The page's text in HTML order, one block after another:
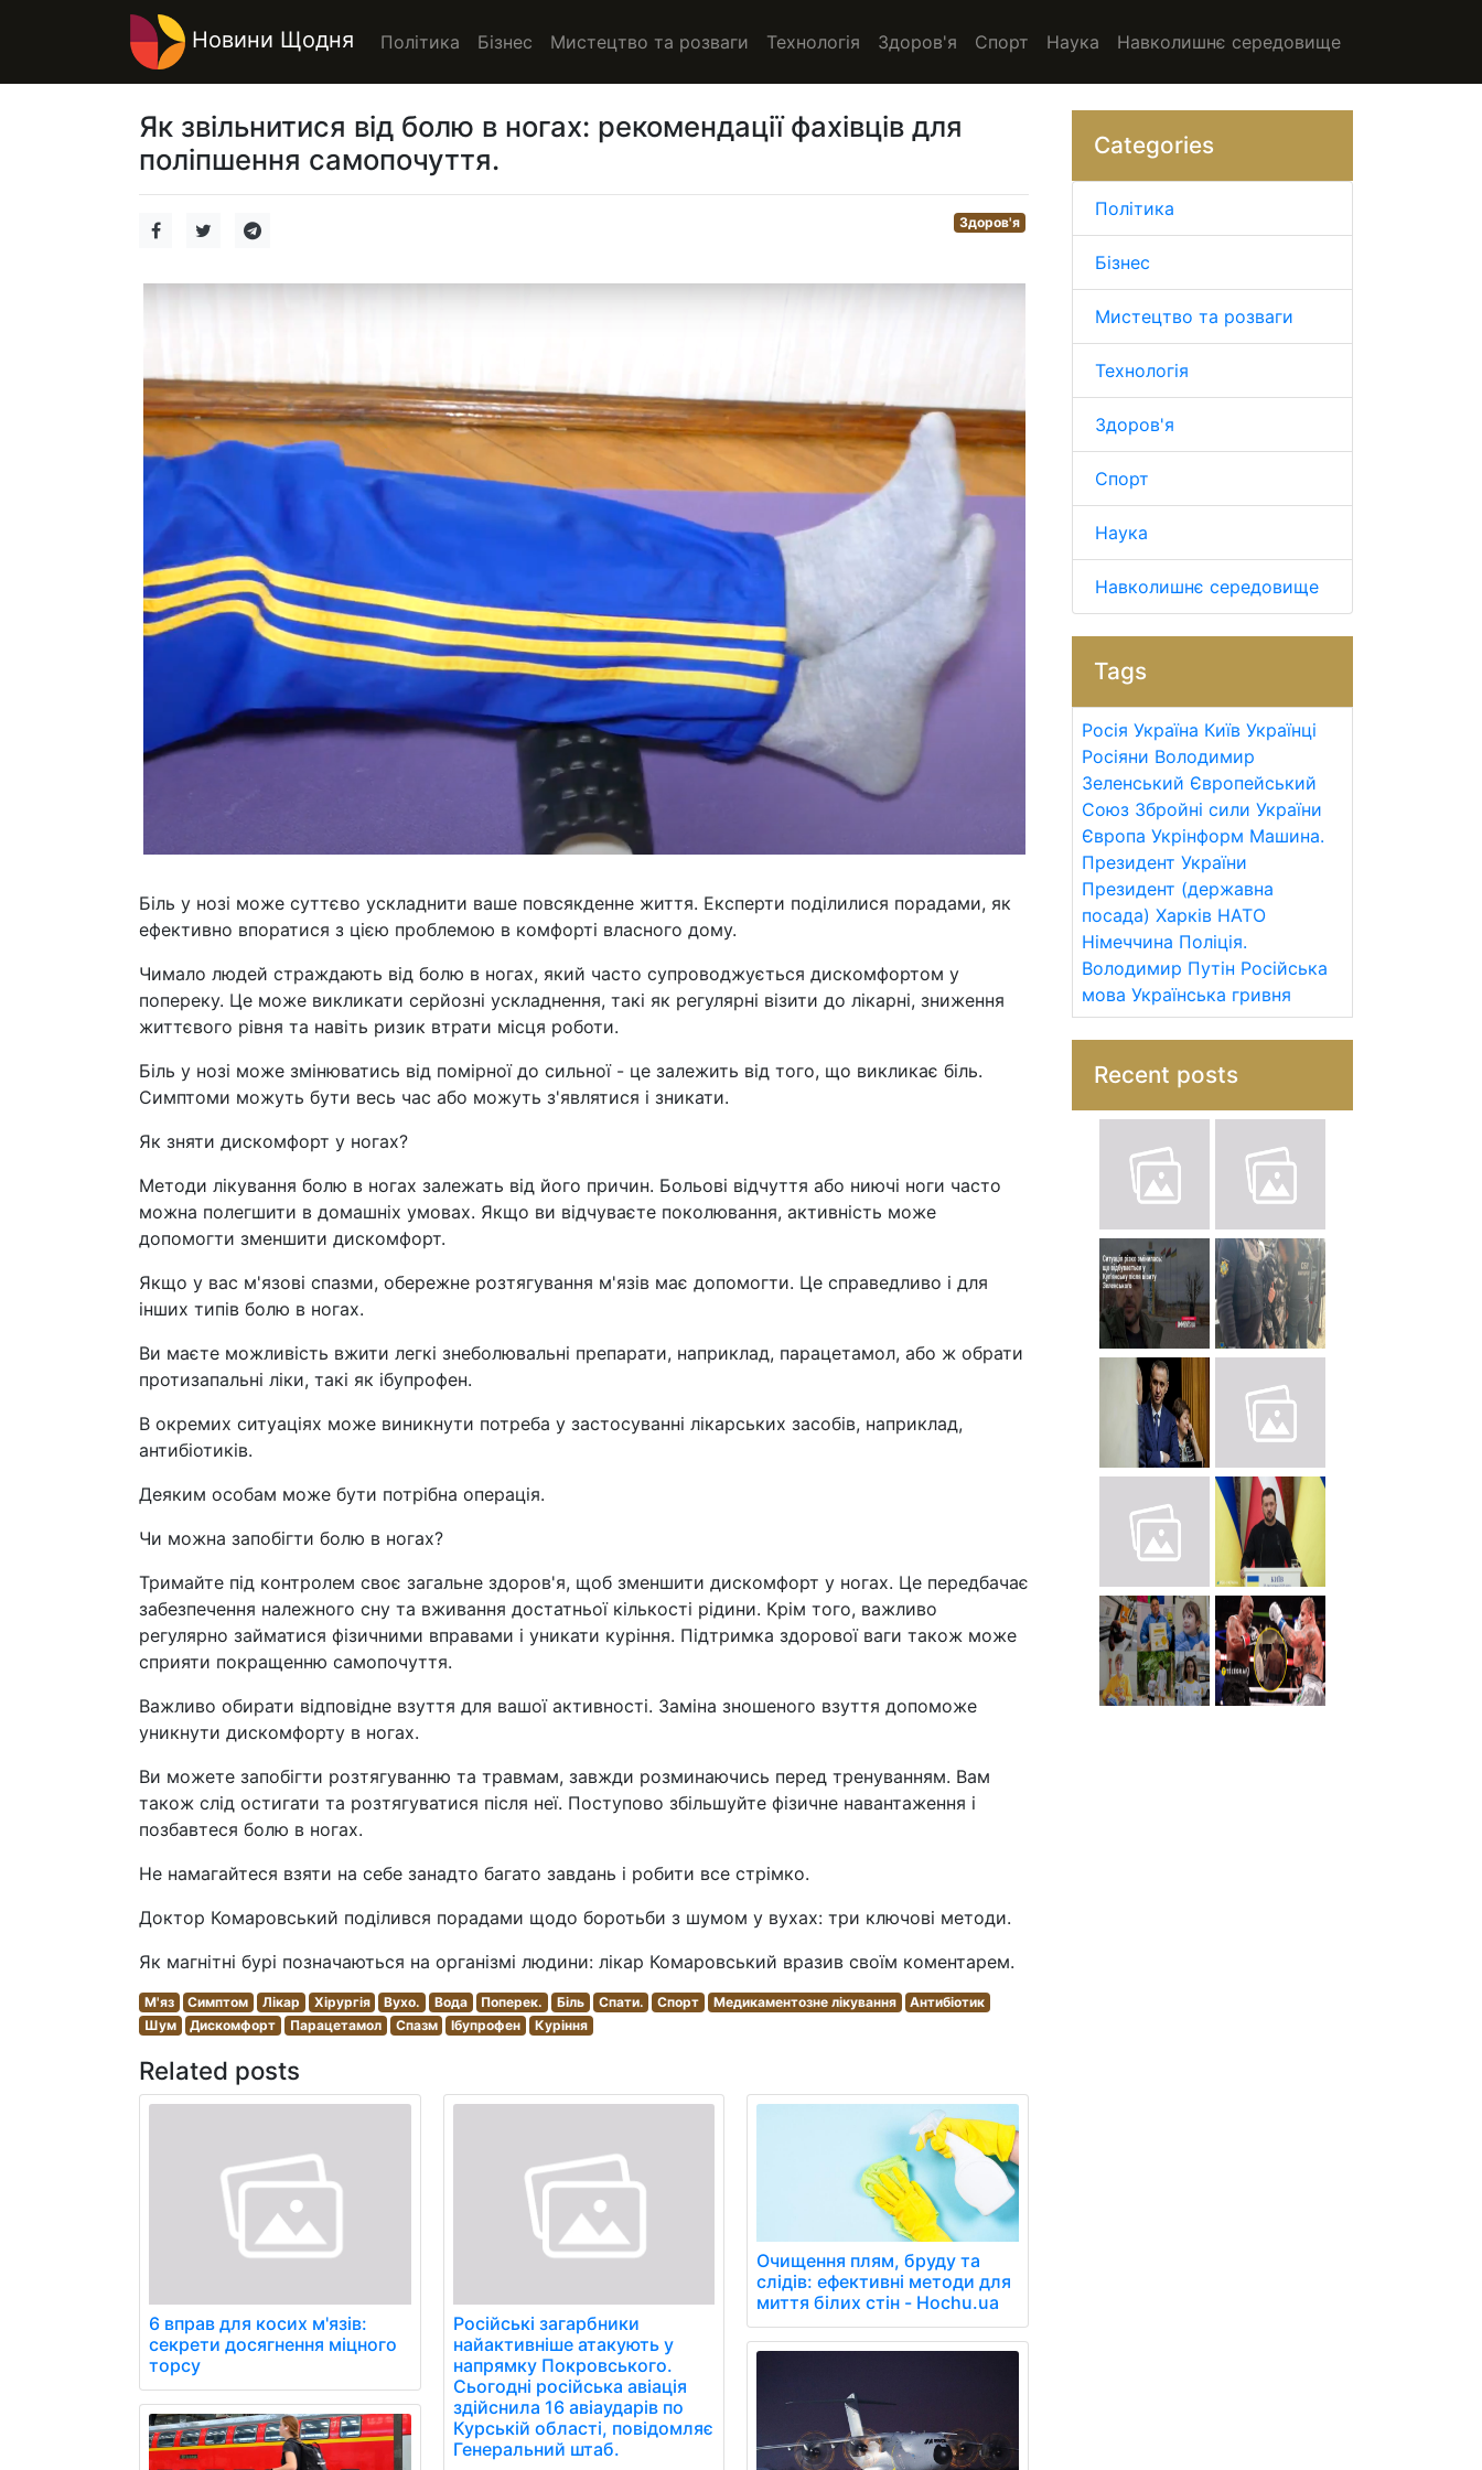
Новини Щодня Політика Бізнес Мистецтво та розваги Технологія Здоров'я Спорт Наука Навколишнє середовище
Як звільнитися від болю в ногах: рекомендації фахівців для
поліпшення самопочуття.
Здоров'я
Біль у нозі може суттєво ускладнити ваше повсякденне життя. Експерти поділилися порадами, як
ефективно впоратися з цією проблемою в комфорті власного дому.
Чимало людей страждають від болю в ногах, який часто супроводжується дискомфортом у
попереку. Це може викликати серйозні ускладнення, такі як регулярні візити до лікарні, зниження
життєвого рівня та навіть ризик втрати місця роботи.
Біль у нозі може змінюватись від помірної до сильної - це залежить від того, що викликає біль.
Симптоми можуть бути весь час або можуть з'являтися і зникати.
Як зняти дискомфорт у ногах?
Методи лікування болю в ногах залежать від його причин. Больові відчуття або ниючі ноги часто
можна полегшити в домашніх умовах. Якщо ви відчуваєте поколювання, активність може
допомогти зменшити дискомфорт.
Якщо у вас м'язові спазми, обережне розтягування м'язів має допомогти. Це справедливо і для
інших типів болю в ногах.
Ви маєте можливість вжити легкі знеболювальні препарати, наприклад, парацетамол, або ж обрати
протизапальні ліки, такі як ібупрофен.
В окремих ситуаціях може виникнути потреба у застосуванні лікарських засобів, наприклад,
антибіотиків.
Деяким особам може бути потрібна операція.
Чи можна запобігти болю в ногах?
Тримайте під контролем своє загальне здоров'я, щоб зменшити дискомфорт у ногах. Це передбачає
забезпечення належного сну та вживання достатньої кількості рідини. Крім того, важливо
регулярно займатися фізичними вправами і уникати куріння. Підтримка здорової ваги також може
сприяти покращенню самопочуття.
Важливо обирати відповідне взуття для вашої активності. Заміна зношеного взуття допоможе
уникнути дискомфорту в ногах.
Ви можете запобігти розтягуванню та травмам, завжди розминаючись перед тренуванням. Вам
також слід остигати та розтягуватися після неї. Поступово збільшуйте фізичне навантаження і
позбавтеся болю в ногах.
Не намагайтеся взяти на себе занадто багато завдань і робити все стрімко.
Доктор Комаровський поділився порадами щодо боротьби з шумом у вухах: три ключові методи.
Як магнітні бурі позначаються на організмі людини: лікар Комаровський вразив своїм коментарем.
М'яз Симптом Лікар Хірургія Вухо. Вода Поперек. Біль Спати. Спорт Медикаментозне лікування
Антибіотик
Шум
Дискомфорт Парацетамол Спазм Ібупрофен Куріння
Related posts
6 вправ для косих м'язів:
секрети досягнення міцного
торсу
Російські загарбники
найактивніше атакують у
напрямку Покровського.
Сьогодні російська авіація
здійснила 16 авіаударів по
Курській області, повідомляє
Генеральний штаб.
Очищення плям, бруду та
слідів: ефективні методи для
миття білих стін - Hochu.ua
Categories
Політика
Бізнес
Мистецтво та розваги
Технологія
Здоров'я
Спорт
Наука
Навколишнє середовище
Tags
Росія Україна Київ Українці
Росіяни Володимир
Зеленський Європейський
Союз Збройні сили України
Європа Укрінформ Машина.
Президент України
Президент (державна
посада) Харків НАТО
Німеччина Поліція.
Володимир Путін Російська
мова Українська гривня
Recent posts